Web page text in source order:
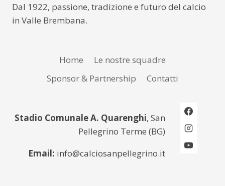
Dal 1922, passione, tradizione e futuro del calcio
in Valle Brembana.
Home
Le nostre squadre
Sponsor & Partnership
Contatti
Stadio Comunale A. Quarenghi, San
Pellegrino Terme (BG)
Email: info@calciosanpellegrino.it